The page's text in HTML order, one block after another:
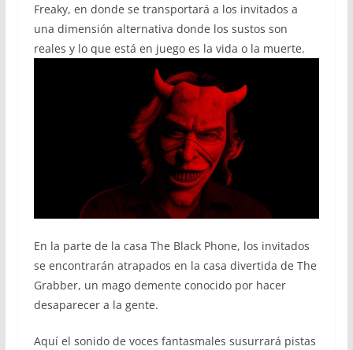
Freaky, en donde se transportará a los invitados a
una dimensión alternativa donde los sustos son
reales y lo que está en juego es la vida o la muerte.
En la parte de la casa The Black Phone, los invitados
se encontrarán atrapados en la casa divertida de The
Grabber, un mago demente conocido por hacer
desaparecer a la gente.
Aquí el sonido de voces fantasmales susurrará pistas